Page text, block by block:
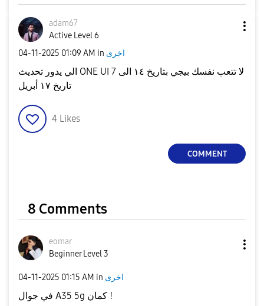
adam67
Active Level 6
‎04-11-2025 01:09 AM in اخرى
الي يدور تحديث ONE UI 7 لا تتعب نفسك بيجي بتاريخ ١٤ الى
4 Likes
COMMENT
8 Comments
eomar
Beginner Level 3
‎04-11-2025 01:15 AM in اخرى
في جوال A35 5g كمان !